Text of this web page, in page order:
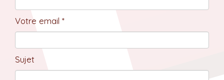
Votre email *
Sujet